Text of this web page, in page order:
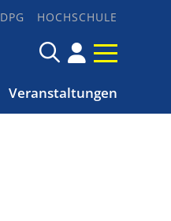
DPG HOCHSCHULE
Veranstaltungen